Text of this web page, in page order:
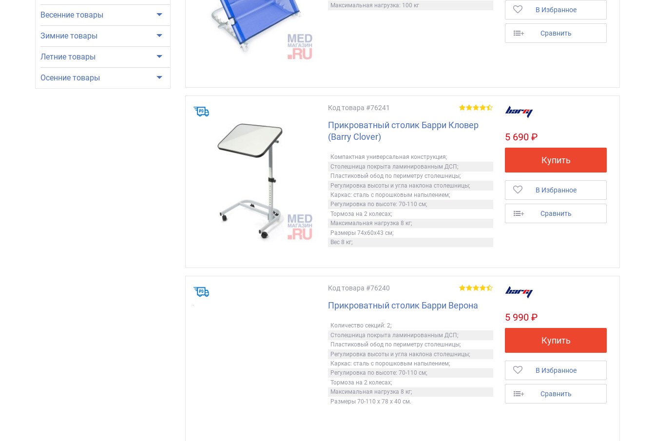
Весенние товары
Зимние товары
Летние товары
Осенние товары
Максимальная нагрузка: 100 кг
В Избранное
+ Сравнить
Код товара #76241
Прикроватный столик Барри Кловер
(Barry Clover)
Компактная универсальная конструкция;
Столешница покрыта ламинированным ДСП;
Пластиковый обод по периметру столешницы;
Регулировка высоты и угла наклона столешницы;
Каркас: сталь с порошковым напылением;
Регулировка по высоте: 70-110 см;
Тормоза на 2 колесах;
Максимальная нагрузка 8 кг;
Размеры 74х60х43 см;
Вес 8 кг;
5 690 ₽
Купить
В Избранное
+ Сравнить
Код товара #76240
Прикроватный столик Барри Верона
Количество секций: 2;
Столешница покрыта ламинированным ДСП;
Пластиковый обод по периметру столешницы;
Регулировка высоты и угла наклона столешницы;
Каркас: сталь с порошковым напылением;
Регулировка по высоте: 70-110 см;
Тормоза на 2 колесах;
Максимальная нагрузка 8 кг;
Размеры 70-110 х 78 х 40 см.
5 990 ₽
Купить
В Избранное
+ Сравнить